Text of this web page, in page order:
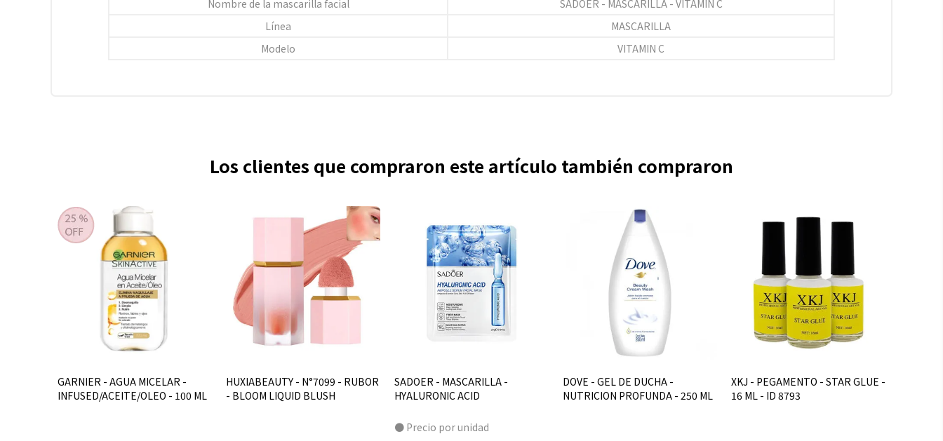
Nombre de la mascarilla facial
SADOER - MASCARILLA - VITAMIN C
Línea
MASCARILLA
Modelo
VITAMIN C
Los clientes que compraron este artículo también compraron
GARNIER - AGUA MICELAR -
INFUSED/ACEITE/OLEO - 100 ML
HUXIABEAUTY - N°7099 - RUBOR
- BLOOM LIQUID BLUSH
SADOER - MASCARILLA -
HYALURONIC ACID
● Precio por unidad
DOVE - GEL DE DUCHA -
NUTRICION PROFUNDA - 250 ML
XKJ - PEGAMENTO - STAR GLUE -
16 ML - ID 8793